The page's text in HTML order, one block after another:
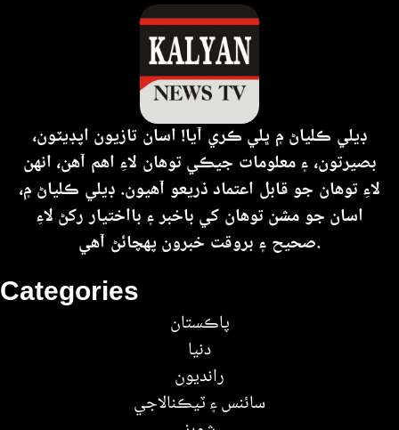
Categories
پاڪستان
دنيا
رانديون
سائنس ۽ ٽيڪنالاجي
ڊيلي ڪلياڻ ۾ ڀلي ڪري آيا! اسان تازيون اپڊيٽون،
بصيرتون، ۽ معلومات جيڪي توهان لاءِ اهم آهن، انهن
لاءِ توهان جو قابل اعتماد ذريعو آهيون. ڊيلي ڪلياڻ ۾،
اسان جو مشن توهان کي باخبر ۽ بااختيار رکڻ لاءِ
صحيح ۽ بروقت خبرون پهچائڻ آهي.